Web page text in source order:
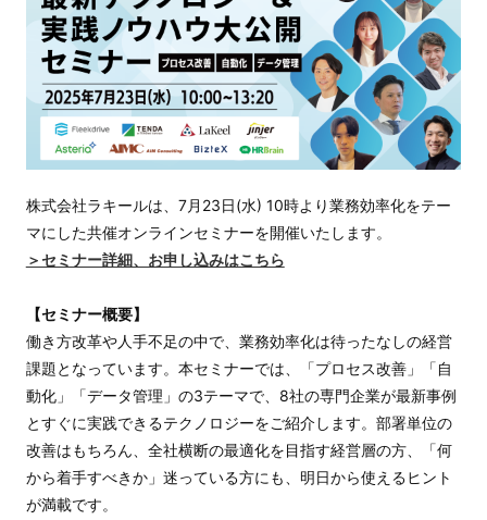
株式会社ラキールは、7月23日(水) 10時より業務効率化をテー
マにした共催オンラインセミナーを開催いたします。
＞セミナー詳細、お申し込みはこちら
【セミナー概要】
働き方改革や人手不足の中で、業務効率化は待ったなしの経営
課題となっています。本セミナーでは、「プロセス改善」「自
動化」「データ管理」の3テーマで、8社の専門企業が最新事例
とすぐに実践できるテクノロジーをご紹介します。部署単位の
改善はもちろん、全社横断の最適化を目指す経営層の方、「何
から着手すべきか」迷っている方にも、明日から使えるヒント
が満載です。